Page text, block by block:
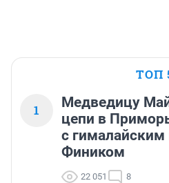
ТОП
1
Медведицу
цепи в
с
Фиником
22 051 8